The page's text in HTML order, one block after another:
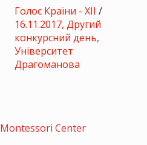
Голос Країни - ХІІ /
16.11.2017, Другий
конкурсний день,
Університет
Драгоманова
Montessori Center